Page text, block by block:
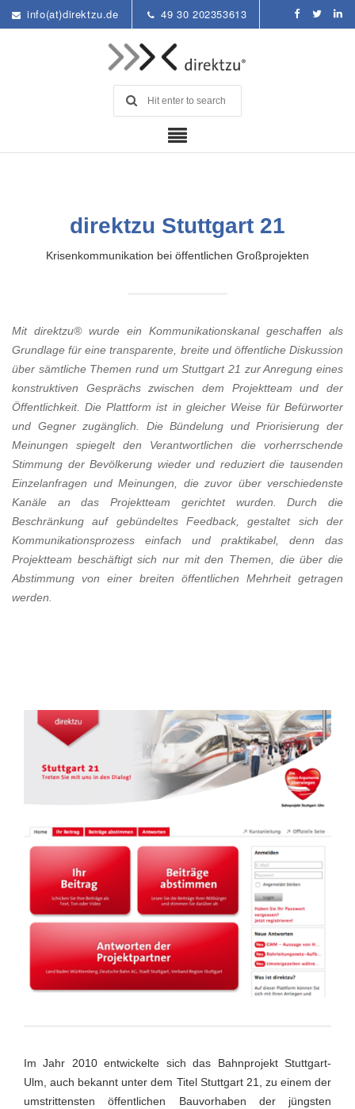
info(at)direktzu.de 49 30 202353613
direktzu Stuttgart 21
Krisenkommunikation bei öffentlichen Großprojekten
Mit direktzu® wurde ein Kommunikationskanal geschaffen als
Grundlage für eine transparente, breite und öffentliche Diskussion
über sämtliche Themen rund um Stuttgart 21 zur Anregung eines
konstruktiven Gesprächs zwischen dem Projektteam und der
Öffentlichkeit. Die Plattform ist in gleicher Weise für Befürworter
und Gegner zugänglich. Die Bündelung und Priorisierung der
Meinungen spiegelt den Verantwortlichen die vorherrschende
Stimmung der Bevölkerung wieder und reduziert die tausenden
Einzelanfragen und Meinungen, die zuvor über verschiedenste
Kanäle an das Projektteam gerichtet wurden. Durch die
Beschränkung auf gebündeltes Feedback, gestaltet sich der
Kommunikationsprozess einfach und praktikabel, denn das
Projektteam beschäftigt sich nur mit den Themen, die über die
Abstimmung von einer breiten öffentlichen Mehrheit getragen
werden.
Im Jahr 2010 entwickelte sich das Bahnprojekt Stuttgart-
Ulm, auch bekannt unter dem Titel Stuttgart 21, zu einem der
umstrittensten öffentlichen Bauvorhaben der jüngsten